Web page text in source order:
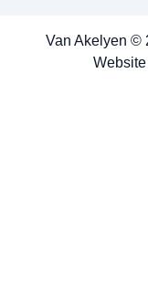
Van Akelyen ©